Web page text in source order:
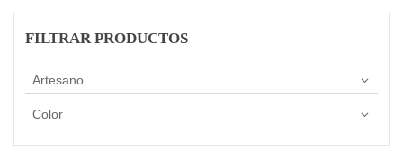
FILTRAR PRODUCTOS
Artesano
Color